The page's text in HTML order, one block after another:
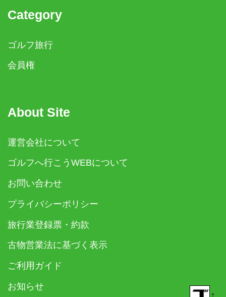
Category
ゴルフ旅行
会員権
About Site
運営会社について
ゴルフへ行こうWEBについて
お問い合わせ
プライバシーポリシー
旅行業登録票・約款
古物営業法に基づく表示
ご利用ガイド
お知らせ